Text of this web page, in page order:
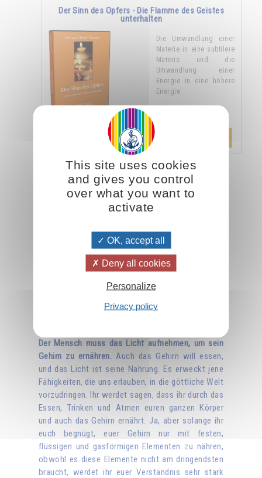
Der Sinn des Opfers - Die Flamme des Geistes
unterhalten
Die Umwandlung einer
Materie in eine subtilere
Materie und die
Umwandlung einer
Energie in eine höhere
Energie.
21.00CHF 10.00CHF
Sich vom Licht ernähren
"Die Menschen sind es gewohnt, sich nur von
festen, flüssigen und gasförmigen Elementen zu
brennenden, feurigen vierten Element, dem Licht?
Nicht viel oder gar nichts. Sie wissen nicht, wie
Der Mensch muss das Licht aufnehmen, um sein
Gehirn zu ernähren. Auch das Gehirn will essen,
und das Licht ist seine Nahrung. Es erweckt jene
Fähigkeiten, die uns erlauben, in die göttliche Welt
vorzudringen. Ihr werdet sagen, dass ihr durch das
Essen, Trinken und Atmen euren ganzen Körper
und auch das Gehirn ernährt. Ja, aber solange ihr
euch begnügt, euer Gehirn nur mit festen,
flüssigen und gasförmigen Elementen zu nähren,
obwohl es diese Elemente nicht am dringendsten
braucht, werdet ihr euer Verständnis sehr stark
This site uses cookies
and gives you control
over what you want to
activate
OK, accept all
Deny all cookies
Personalize
Privacy policy